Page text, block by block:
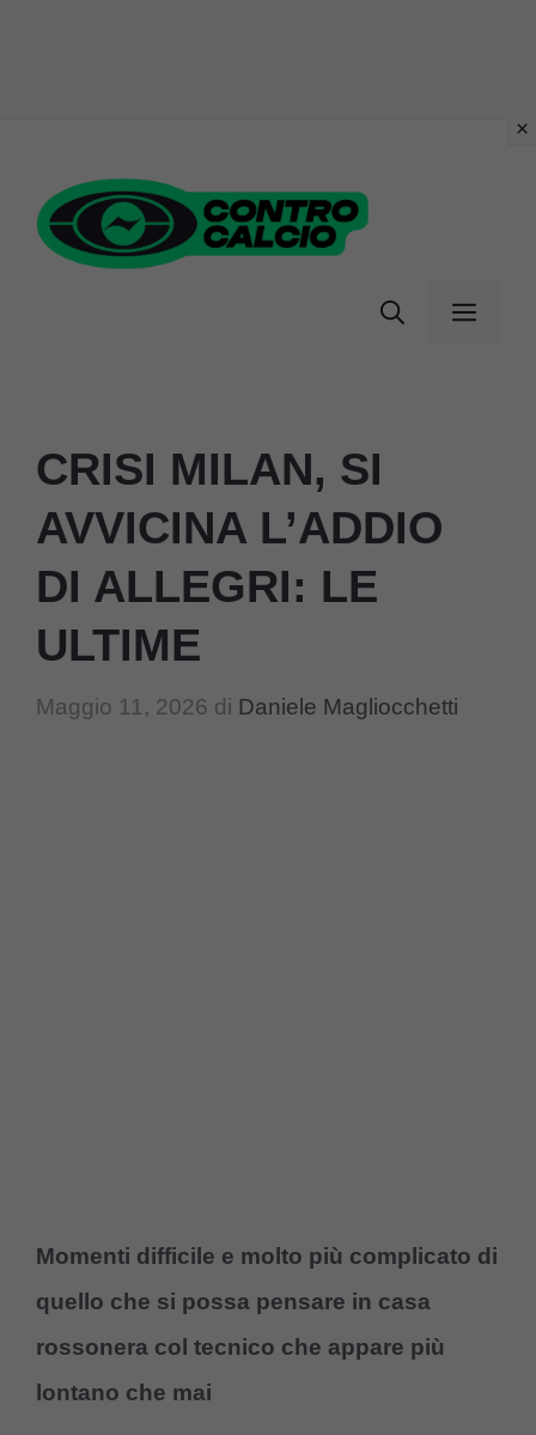
contenuto
Menu
CRISI MILAN, SI
AVVICINA L’ADDIO
DI ALLEGRI: LE
ULTIME
Maggio 11, 2026 di Daniele Magliocchetti
Momenti difficile e molto più complicato di
quello che si possa pensare in casa
rossonera col tecnico che appare più
lontano che mai